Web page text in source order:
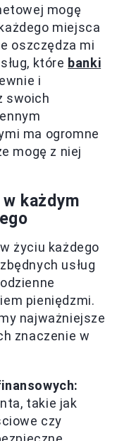
mogę
miejsca
oszczędza mi
które banki
i
swoich
ma ogromne
mogę z niej
w każdym
życiu każdego
usług
pieniędzmi.
najważniejsze
znaczenie w
takie jak
czy